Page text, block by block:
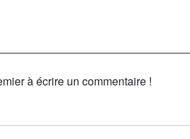
à écrire un commentaire !